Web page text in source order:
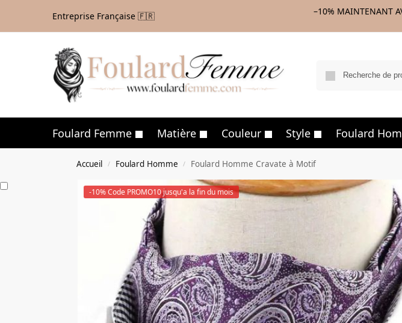
Entreprise Française 🇫🇷 –10% MAINTENANT
Foulard Femme Matière Couleur Style Foulard
Accueil / Foulard Homme / Foulard Homme Cravate à Motif
-10% Code PROMO10 jusqu'a la fin du mois